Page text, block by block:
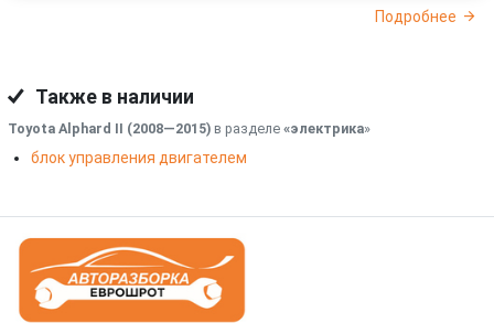
Подробнее
Также в наличии
Toyota Alphard II (2008—2015) в разделе «электрика»
блок управления двигателем